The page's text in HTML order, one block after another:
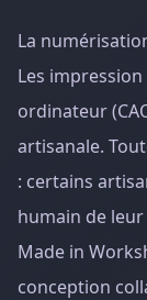
La
Les
ordinateur
artisanale.
: certains
humain de
Made in
conception